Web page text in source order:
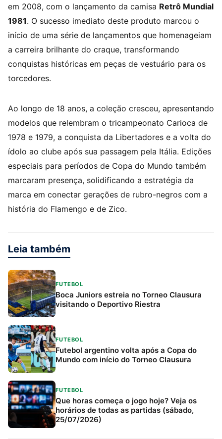
em 2008, com o lançamento da camisa Retrô Mundial
1981. O sucesso imediato deste produto marcou o
início de uma série de lançamentos que homenageiam
a carreira brilhante do craque, transformando
conquistas históricas em peças de vestuário para os
torcedores.
Ao longo de 18 anos, a coleção cresceu, apresentando
modelos que relembram o tricampeonato Carioca de
1978 e 1979, a conquista da Libertadores e a volta do
ídolo ao clube após sua passagem pela Itália. Edições
especiais para períodos de Copa do Mundo também
marcaram presença, solidificando a estratégia da
marca em conectar gerações de rubro-negros com a
história do Flamengo e de Zico.
Leia também
FUTEBOL
Boca Juniors estreia no Torneo Clausura
visitando o Deportivo Riestra
FUTEBOL
Futebol argentino volta após a Copa do
Mundo com início do Torneo Clausura
FUTEBOL
Que horas começa o jogo hoje? Veja os
horários de todas as partidas (sábado,
25/07/2026)